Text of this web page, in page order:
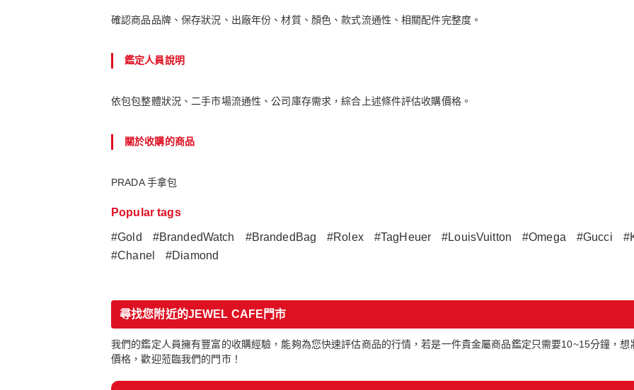
確認商品品牌、保存狀況、出廠年份、材質、顏色、款式流通性、相關配件完整度。
鑑定人員說明
依包包整體狀況、二手市場流通性、公司庫存需求，綜合上述條件評估收購價格。
關於收購的商品
PRADA 手拿包
Popular tags
#Gold #BrandedWatch #BrandedBag #Rolex #TagHeuer #LouisVuitton #Omega #Gucci
#Chanel
#Diamond
尋找您附近的JEWEL CAFE門市
我們的鑑定人員擁有豐富的收購經驗，能夠為您快速評估商品的行情，若是一件貴金屬商品鑑定只需要10~15分鐘，
價格，歡迎蒞臨我們的門市！